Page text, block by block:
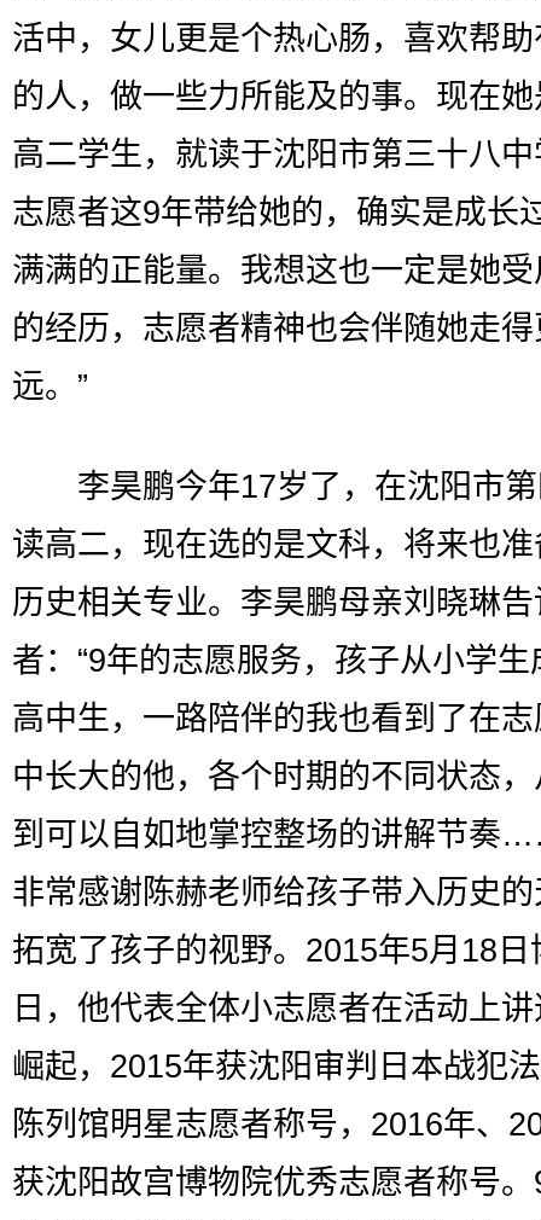
活中，女儿更是个热心肠，喜欢帮
的人，做一些力所能及的事。现在
高二学生，就读于沈阳市第三十八
志愿者这9年带给她的，确实是成长
满满的正能量。我想这也一定是她
的经历，志愿者精神也会伴随她走得
远。”
李昊鹏今年17岁了，在沈阳市第
读高二，现在选的是文科，将来也
历史相关专业。李昊鹏母亲刘晓琳
者：“9年的志愿服务，孩子从小学生
高中生，一路陪伴的我也看到了在
中长大的他，各个时期的不同状态
到可以自如地掌控整场的讲解节奏
非常感谢陈赫老师给孩子带入历史
拓宽了孩子的视野。2015年5月18日
日，他代表全体小志愿者在活动上
崛起，2015年获沈阳审判日本战犯
陈列馆明星志愿者称号，2016年、
获沈阳故宫博物院优秀志愿者称号